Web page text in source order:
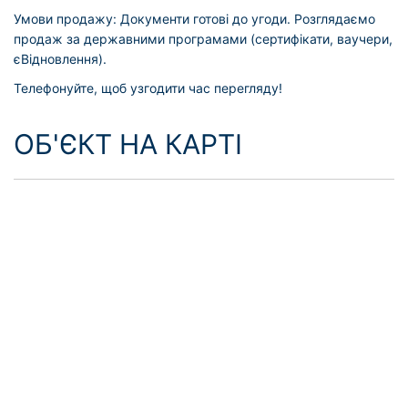
Умови продажу: Документи готові до угоди. Розглядаємо
продаж за державними програмами (сертифікати, ваучери,
єВідновлення).
Телефонуйте, щоб узгодити час перегляду!
ОБ'ЄКТ НА КАРТІ